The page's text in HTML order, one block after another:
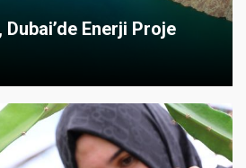
Enerji Proje